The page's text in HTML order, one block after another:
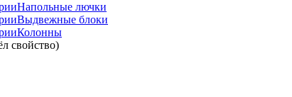
Напольные лючки
Выдвежные блоки
Колонны
свойство)